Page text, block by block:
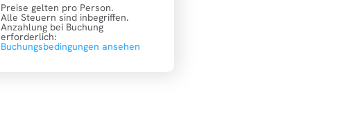
Preise gelten pro Person.
Alle Steuern sind inbegriffen.
Anzahlung bei Buchung
erforderlich:
Buchungsbedingungen ansehen